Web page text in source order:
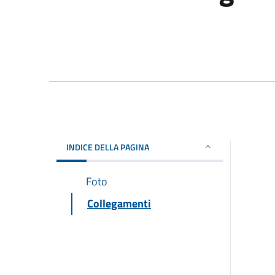
INDICE DELLA PAGINA
Foto
Collegamenti